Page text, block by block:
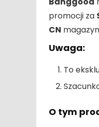
promocji za
CN
Uwaga:
To
O tym